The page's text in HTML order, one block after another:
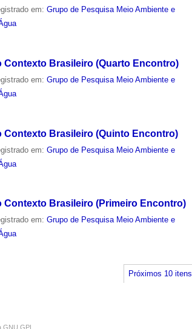
em:Grupo de Pesquisa Meio Ambiente e
Brasileiro (Quarto Encontro)
em:Grupo de Pesquisa Meio Ambiente e
Brasileiro (Quinto Encontro)
em:Grupo de Pesquisa Meio Ambiente e
Brasileiro (Primeiro Encontro)
em:Grupo de Pesquisa Meio Ambiente e
Próximos 10
GNU GPL